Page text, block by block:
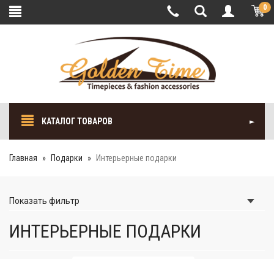
0
КАТАЛОГ ТОВАРОВ
Главная Подарки Интерьерные подарки
Показать фильтр
ИНТЕРЬЕРНЫЕ ПОДАРКИ